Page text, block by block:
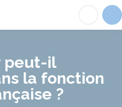
peut-il
la fonction
?